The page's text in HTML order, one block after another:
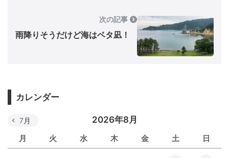
次の記事
雨降りそうだけど海はベタ凪！
カレンダー
2026年8月
月 火 水 木 金 土 日
7月